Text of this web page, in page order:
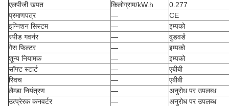
एलपीजी खपत
किलोग्राम/kW.h
0.277
प्रमाणपत्र
—
CE
इग्निशन सिस्टम
—
इम्पको
स्पीड गवर्नर
—
वुडवर्ड
गैस फिल्टर
—
इम्पको
शून्य नियामक
—
इम्पको
सॉफ्ट स्टार्ट
—
एबीबी
स्विच
—
एबीबी
लैम्डा नियंत्रण
—
अनुरोध पर उपलब्ध
उत्प्रेरक कनवर्टर
—
अनुरोध पर उपलब्ध